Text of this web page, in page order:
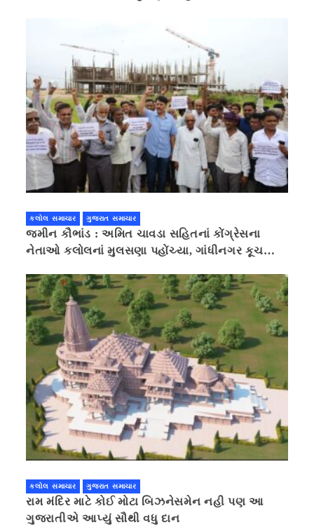
કલોલ સમાચાર ગુજરાત સમાચાર
જમીન કૌભાંડ : અમિત ચાવડા સહિતનાં કોંગ્રેસના
નેતાઓ કલોલનાં મુલસણા પહોંચ્યા, ગાંધીનગર કૂચ
કલોલ સમાચાર ગુજરાત સમાચાર
રામ મંદિર માટે કોઈ મોટા બિઝનેસમેન નહી પણ આ
ગુજરાતીએ આપ્યું સૌથી વધુ દાન